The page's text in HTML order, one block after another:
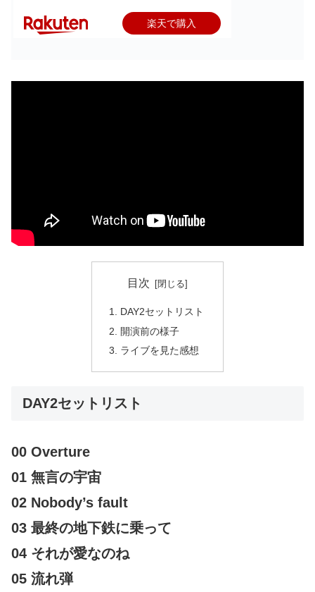
楽天で購入
目次
DAY2セットリスト
開演前の様子
ライブを見た感想
DAY2セットリスト
00 Overture
01 無言の宇宙
02 Nobody’s fault
03 最終の地下鉄に乗って
04 それが愛なのね
05 流れ弾